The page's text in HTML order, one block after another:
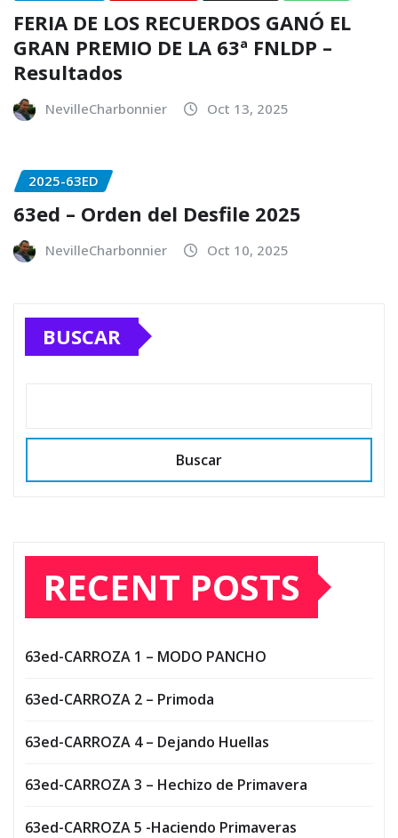
FERIA DE LOS RECUERDOS GANÓ EL
GRAN PREMIO DE LA 63ª FNLDP –
Resultados
NevilleCharbonnier Oct 13, 2025
2025-63ED
63ed – Orden del Desfile 2025
NevilleCharbonnier Oct 10, 2025
BUSCAR
Buscar
RECENT POSTS
63ed-CARROZA 1 – MODO PANCHO
63ed-CARROZA 2 – Primoda
63ed-CARROZA 4 – Dejando Huellas
63ed-CARROZA 3 – Hechizo de Primavera
63ed-CARROZA 5 -Haciendo Primaveras